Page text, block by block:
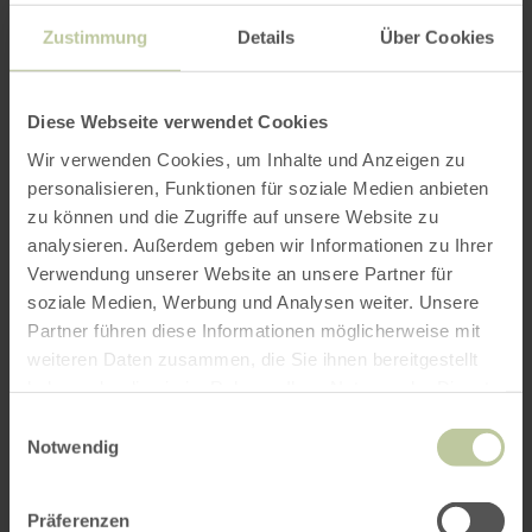
Zustimmung Details Über Cookies
Diese Webseite verwendet Cookies
Wir verwenden Cookies, um Inhalte und Anzeigen zu
personalisieren, Funktionen für soziale Medien anbieten
zu können und die Zugriffe auf unsere Website zu
analysieren. Außerdem geben wir Informationen zu Ihrer
Verwendung unserer Website an unsere Partner für
soziale Medien, Werbung und Analysen weiter. Unsere
Partner führen diese Informationen möglicherweise mit
weiteren Daten zusammen, die Sie ihnen bereitgestellt
Notwendig
Präferenzen
Saxophongruppe der Berliner Philharmoniker
und sind als „clair-obscur“ eines der
renommiertesten Quartette ihrer Art. Ihre
musikalische Qualität, Flexibilität und
Scheuklappen auf höchstem Niveau zu
musizieren.
„clair-obscur“ kennen keine Tabus, sie
präsentieren, was ihnen gefällt und beweisen
zugleich, dass Musik verschiedener
Stilrichtungen das Publikum erreicht, wenn sie
der ganz individuelle Sound, das
traumwandlerische Zusammenspiel, ihre
Spielfreude, Lockerheit und Humor werden den